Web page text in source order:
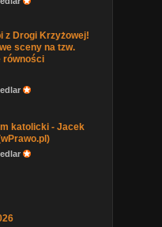
z Drogi Krzyżowej!
sceny na tzw.
równości
katolicki - Jacek